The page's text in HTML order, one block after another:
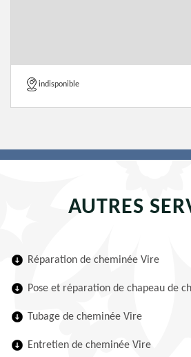
indisponible
AUTRES
Réparation de cheminée Vire
Pose et réparation de chapeau de
Tubage de cheminée Vire
Entretien de cheminée Vire